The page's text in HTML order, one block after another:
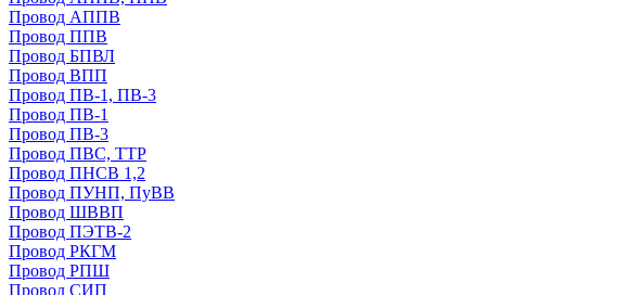
Провод АППВ
Провод ППВ
Провод БПВЛ
Провод ВПП
Провод ПВ-1, ПВ-3
Провод ПВ-1
Провод ПВ-3
Провод ПВС, ТТР
Провод ПНСВ 1,2
Провод ПУНП, ПуВВ
Провод ШВВП
Провод ПЭТВ-2
Провод РКГМ
Провод РПШ
Провод СИП